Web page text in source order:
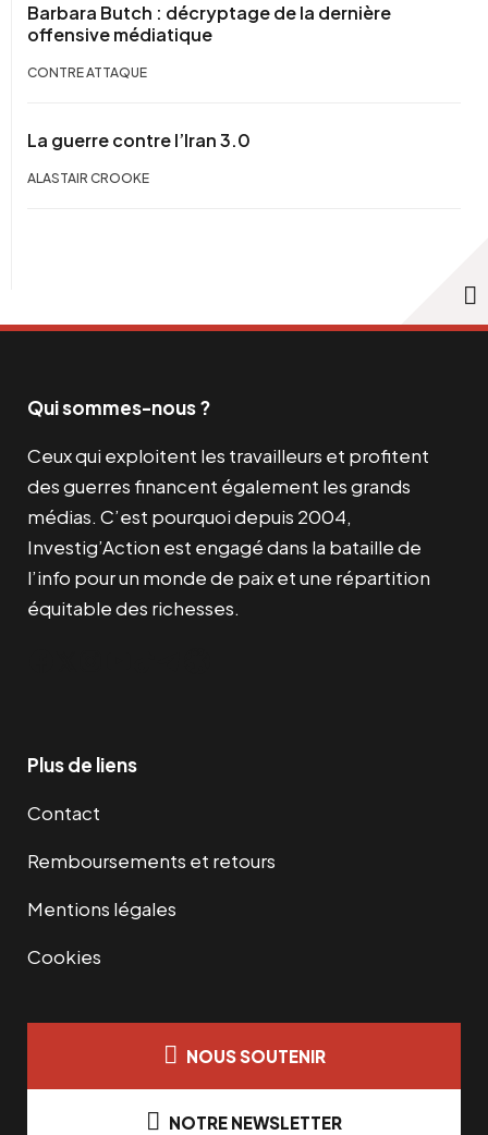
Barbara Butch : décryptage de la dernière
offensive médiatique
CONTRE ATTAQUE
La guerre contre l’Iran 3.0
ALASTAIR CROOKE
Qui sommes-nous ?
Ceux qui exploitent les travailleurs et profitent
des guerres financent également les grands
médias. C’est pourquoi depuis 2004,
Investig’Action est engagé dans la bataille de
l’info pour un monde de paix et une répartition
équitable des richesses.
Plus de liens
Contact
Remboursements et retours
Mentions légales
Cookies
NOUS SOUTENIR
NOTRE NEWSLETTER